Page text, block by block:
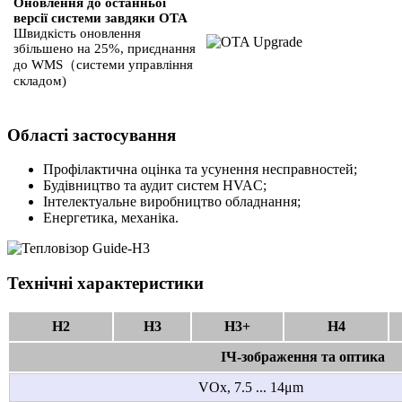
версії системи завдяки OTA
Швидкість оновлення
збільшено на 25%, приєднання
до WMS（системи управління
складом)
Області застосування
Профілактична оцінка та усунення несправностей;
Будівництво та аудит систем HVAC;
Інтелектуальне виробництво обладнання;
Енергетика, механіка.
Технічні характеристики
H2 H3 H3+
H4
ІЧ-зображення та оптика
VOx, 7.5 ... 14μm